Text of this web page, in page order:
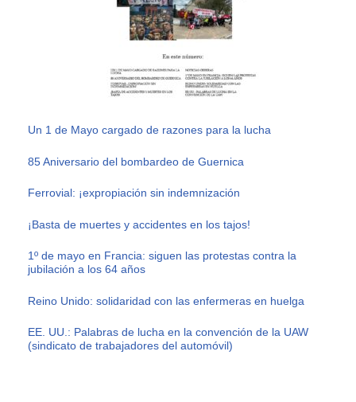
Un 1 de Mayo cargado de razones para la lucha
85 Aniversario del bombardeo de Guernica
Ferrovial: ¡expropiación sin indemnización
¡Basta de muertes y accidentes en los tajos!
1º de mayo en Francia: siguen las protestas contra la
jubilación a los 64 años
Reino Unido: solidaridad con las enfermeras en huelga
EE. UU.: Palabras de lucha en la convención de la UAW
(sindicato de trabajadores del automóvil)